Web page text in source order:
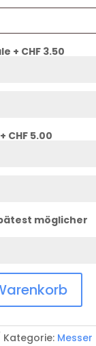
+ CHF 3.50
CHF 5.00
möglicher
Kategorie: Messer